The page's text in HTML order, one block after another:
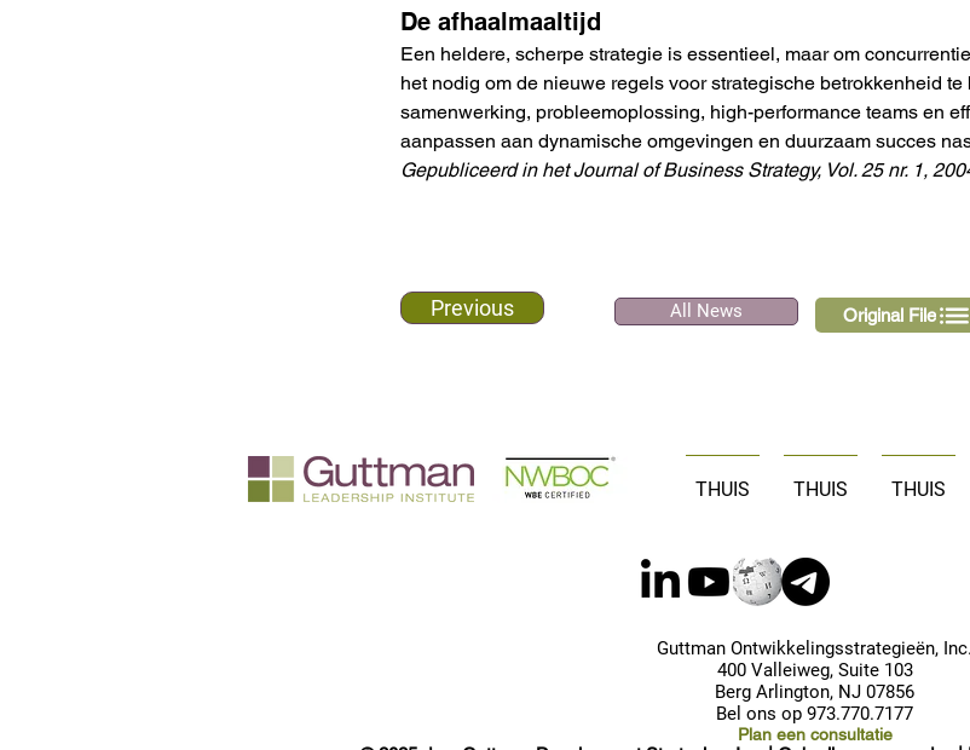
De afhaalmaaltijd
Een heldere, scherpe strategie is essentieel, maar om
het nodig om de nieuwe regels voor strategische betrokkenheid
samenwerking, probleemoplossing, high-performance teams en
aanpassen aan dynamische omgevingen en duurzaam succes
Gepubliceerd in het Journal of Business Strategy, Vol. 25 nr. 1,
Previous All News Original File
THUIS THUIS THUIS
Guttman Ontwikkelingsstrategieën, Inc.
400 Valleiweg, Suite 103
Berg Arlington, NJ 07856
Bel ons op 973.770.7177
Plan een consultatie